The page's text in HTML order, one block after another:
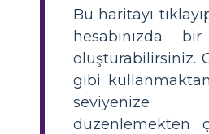
Bu haritayı
hesabınızda bir
oluşturabilirsiniz.
gibi
düzenlemekten